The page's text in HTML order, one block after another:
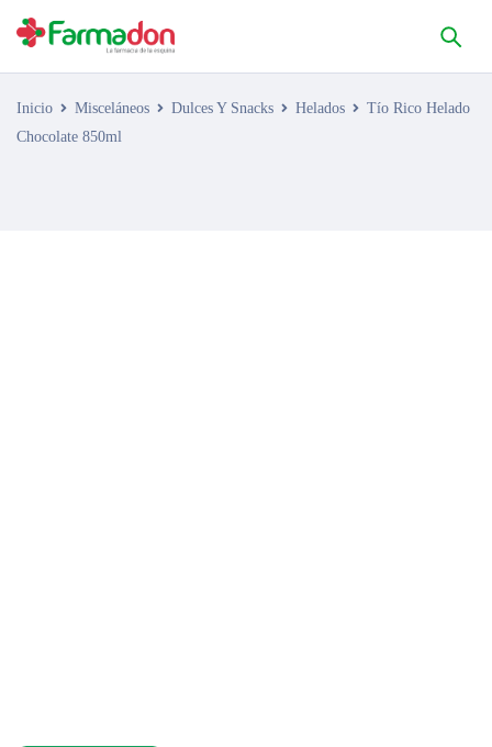
Inicio Misceláneos Dulces Y Snacks Helados
Tío Rico Helado
Chocolate 850ml